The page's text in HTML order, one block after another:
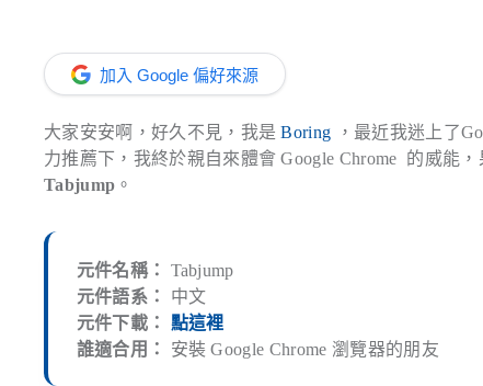
加入 Google 偏好來源
大家安安啊，好久不見，我是Boring ，最近我迷上了
力推薦下，我終於親自來體會 Google Chrome 的威能
Tabjump 。
元件名稱： Tabjump
元件語系：
中文
元件下載： 點這裡
誰適合用： 安裝 Google Chrome 瀏覽器的朋友